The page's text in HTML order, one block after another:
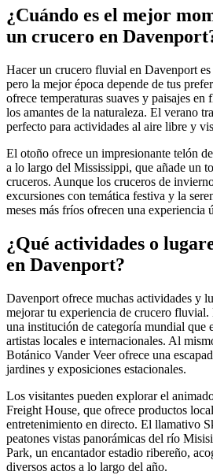
¿Cuándo es el mejor
un crucero en
Hacer un crucero fluvial en Davenport
pero la mejor época depende de tus
ofrece temperaturas suaves y paisajes en
los amantes de la naturaleza. El verano
perfecto para actividades al aire libre y
El otoño ofrece un impresionante telón
a lo largo del Mississippi, que añade un
cruceros. Aunque los cruceros de
excursiones con temática festiva y la
meses más fríos ofrecen una experiencia
¿Qué actividades o
en Davenport?
Davenport ofrece muchas actividades y
mejorar tu experiencia de crucero
una institución de categoría mundial que
artistas locales e internacionales. Al
Botánico Vander Veer ofrece una
jardines y exposiciones estacionales.
Los visitantes pueden explorar el
Freight House, que ofrece productos
entretenimiento en directo. El llamativo
peatones vistas panorámicas del río
Park, un encantador estadio ribereño,
diversos actos a lo largo del año.